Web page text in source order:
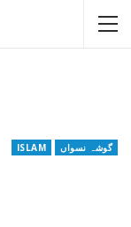
ISLAM گوشہ نسواں